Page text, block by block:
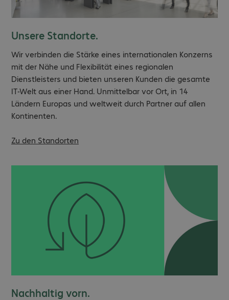
Unsere Standorte.
Wir verbinden die Stärke eines internationalen Konzerns
mit der Nähe und Flexibilität eines regionalen
Dienstleisters und bieten unseren Kunden die gesamte
IT-Welt aus einer Hand. Unmittelbar vor Ort, in 14
Ländern Europas und weltweit durch Partner auf allen
Kontinenten.
Zu den Standorten
Nachhaltig vorn.